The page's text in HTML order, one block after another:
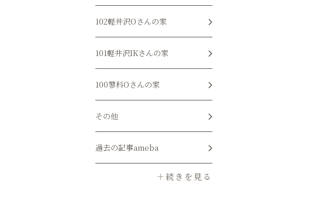
102軽井沢Oさんの家
101軽井沢IKさんの家
100蓼科Oさんの家
その他
過去の記事ameba